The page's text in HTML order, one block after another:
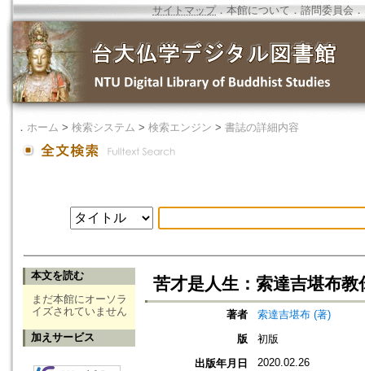
サイトマップ．本館について ． 諮問委員会 ．
． ホーム > 検索システム > 検索エンジン > 書誌の詳細内容
本文を読む
まだ本館にオーソラ
イズされていません
加えサービス
苦才是人生：索達吉堪布
著者
索達吉堪布 (著)
版
初版
出版年月日
2020.02.26